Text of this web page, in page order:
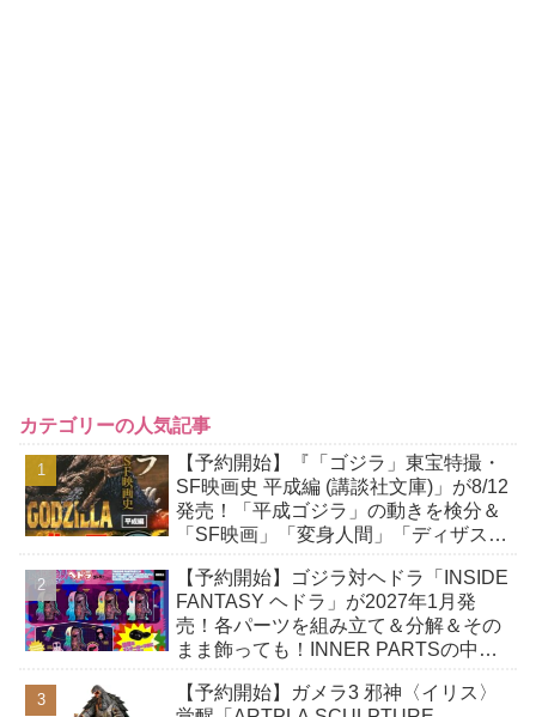
カテゴリーの人気記事
【予約開始】『「ゴジラ」東宝特撮・
SF映画史 平成編 (講談社文庫)」が8/12
発売！「平成ゴジラ」の動きを検分＆
「SF映画」「変身人間」「ディザスタ
【予約開始】ゴジラ対ヘドラ「INSIDE
FANTASY ヘドラ」が2027年1月発
売！各パーツを組み立て＆分解＆その
まま飾っても！INNER PARTSの中に
【予約開始】ガメラ3 邪神〈イリス〉